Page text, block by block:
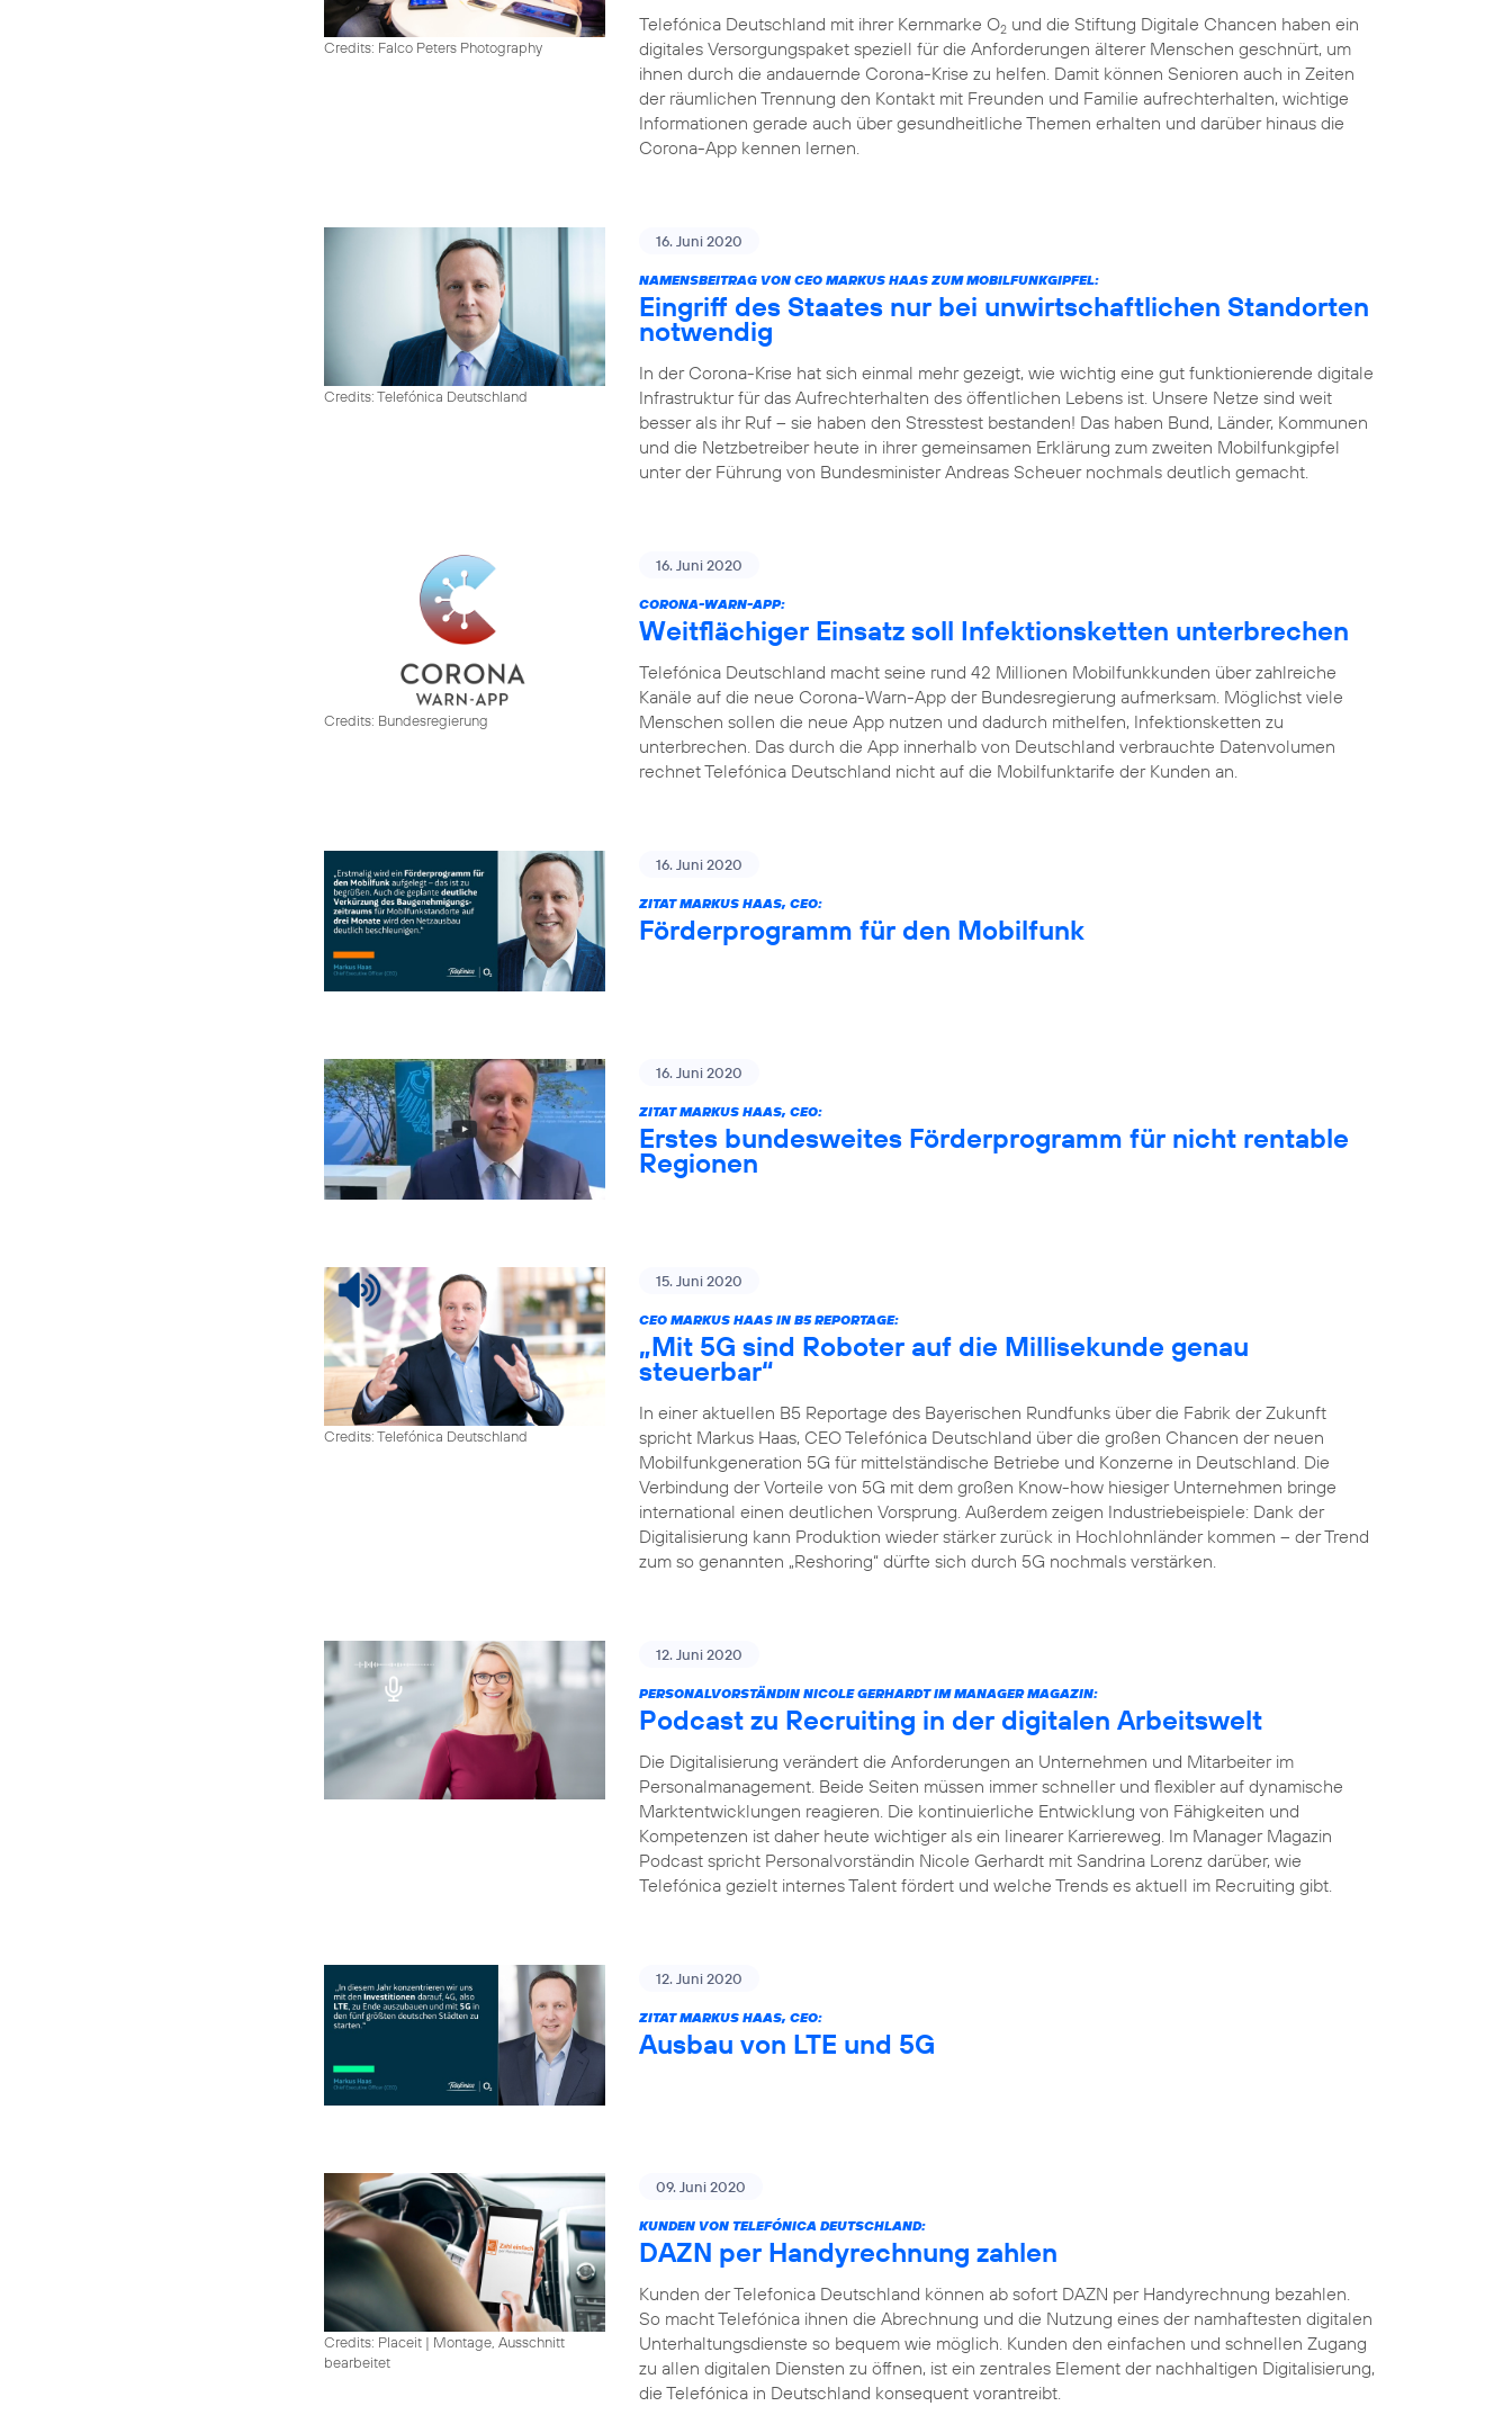
Credits: Falco Peters Photography
Telefónica Deutschland mit ihrer Kernmarke O2 und die Stiftung Digitale Chancen haben ein
digitales Versorgungspaket speziell für die Anforderungen älterer Menschen geschnürt, um
ihnen durch die andauernde Corona-Krise zu helfen. Damit können Senioren auch in Zeiten
der räumlichen Trennung den Kontakt mit Freunden und Familie aufrechterhalten, wichtige
Informationen gerade auch über gesundheitliche Themen erhalten und darüber hinaus die
Corona-App kennen lernen.
Credits: Telefónica Deutschland
16. Juni 2020
NAMENSBEITRAG VON CEO MARKUS HAAS ZUM MOBILFUNKGIPFEL:
Eingriff des Staates nur bei unwirtschaftlichen Standorten
notwendig
In der Corona-Krise hat sich einmal mehr gezeigt, wie wichtig eine gut funktionierende digitale
Infrastruktur für das Aufrechterhalten des öffentlichen Lebens ist. Unsere Netze sind weit
besser als ihr Ruf – sie haben den Stresstest bestanden! Das haben Bund, Länder, Kommunen
und die Netzbetreiber heute in ihrer gemeinsamen Erklärung zum zweiten Mobilfunkgipfel
unter der Führung von Bundesminister Andreas Scheuer nochmals deutlich gemacht.
Credits: Bundesregierung
16. Juni 2020
CORONA-WARN-APP:
Weitflächiger Einsatz soll Infektionsketten unterbrechen
Telefónica Deutschland macht seine rund 42 Millionen Mobilfunkkunden über zahlreiche
Kanäle auf die neue Corona-Warn-App der Bundesregierung aufmerksam. Möglichst viele
Menschen sollen die neue App nutzen und dadurch mithelfen, Infektionsketten zu
unterbrechen. Das durch die App innerhalb von Deutschland verbrauchte Datenvolumen
rechnet Telefónica Deutschland nicht auf die Mobilfunktarife der Kunden an.
16. Juni 2020
ZITAT MARKUS HAAS, CEO:
Förderprogramm für den Mobilfunk
16. Juni 2020
ZITAT MARKUS HAAS, CEO:
Erstes bundesweites Förderprogramm für nicht rentable
Regionen
Credits: Telefónica Deutschland
15. Juni 2020
CEO MARKUS HAAS IN B5 REPORTAGE:
„Mit 5G sind Roboter auf die Millisekunde genau
steuerbar“
In einer aktuellen B5 Reportage des Bayerischen Rundfunks über die Fabrik der Zukunft
spricht Markus Haas, CEO Telefónica Deutschland über die großen Chancen der neuen
Mobilfunkgeneration 5G für mittelständische Betriebe und Konzerne in Deutschland. Die
Verbindung der Vorteile von 5G mit dem großen Know-how hiesiger Unternehmen bringe
international einen deutlichen Vorsprung. Außerdem zeigen Industriebeispiele: Dank der
Digitalisierung kann Produktion wieder stärker zurück in Hochlohnländer kommen – der Trend
zum so genannten „Reshoring“ dürfte sich durch 5G nochmals verstärken.
12. Juni 2020
PERSONALVORSTÄNDIN NICOLE GERHARDT IM MANAGER MAGAZIN:
Podcast zu Recruiting in der digitalen Arbeitswelt
Die Digitalisierung verändert die Anforderungen an Unternehmen und Mitarbeiter im
Personalmanagement. Beide Seiten müssen immer schneller und flexibler auf dynamische
Marktentwicklungen reagieren. Die kontinuierliche Entwicklung von Fähigkeiten und
Kompetenzen ist daher heute wichtiger als ein linearer Karriereweg. Im Manager Magazin
Podcast spricht Personalvorständin Nicole Gerhardt mit Sandrina Lorenz darüber, wie
Telefónica gezielt internes Talent fördert und welche Trends es aktuell im Recruiting gibt.
12. Juni 2020
ZITAT MARKUS HAAS, CEO:
Ausbau von LTE und 5G
Credits: Placeit | Montage, Ausschnitt
bearbeitet
09. Juni 2020
KUNDEN VON TELEFÓNICA DEUTSCHLAND:
DAZN per Handyrechnung zahlen
Kunden der Telefonica Deutschland können ab sofort DAZN per Handyrechnung bezahlen.
So macht Telefónica ihnen die Abrechnung und die Nutzung eines der namhaftesten digitalen
Unterhaltungsdienste so bequem wie möglich. Kunden den einfachen und schnellen Zugang
zu allen digitalen Diensten zu öffnen, ist ein zentrales Element der nachhaltigen Digitalisierung,
die Telefónica in Deutschland konsequent vorantreibt.